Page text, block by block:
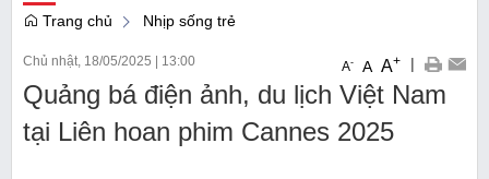
Trang chủ Nhịp sống trẻ
Chủ nhật, 18/05/2025 | 13:00 A- A A+ |
Quảng bá điện ảnh, du lịch Việt Nam
tại Liên hoan phim Cannes 2025